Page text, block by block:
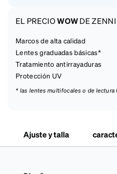
EL PRECIOWOWDE
Marcos de alta calidad
Lentes graduadas básicas*
Tratamiento antirrayaduras
Protección UV
* las lentes multifocales o de
Ajuste y talla